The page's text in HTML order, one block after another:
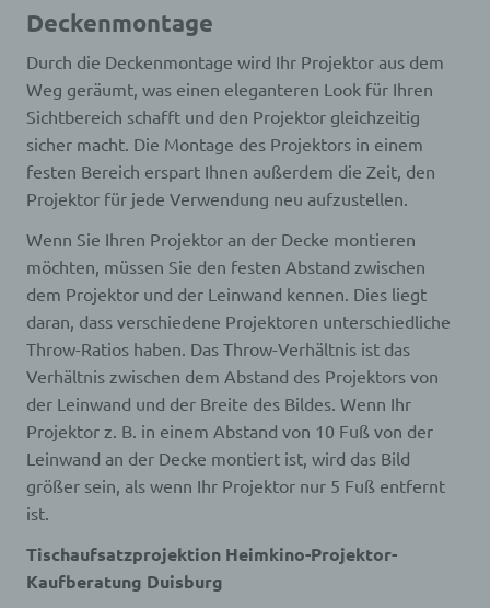
Deckenmontage
Durch die Deckenmontage wird Ihr Projektor aus dem
Weg geräumt, was einen eleganteren Look für Ihren
Sichtbereich schafft und den Projektor gleichzeitig
sicher macht. Die Montage des Projektors in einem
festen Bereich erspart Ihnen außerdem die Zeit, den
Projektor für jede Verwendung neu aufzustellen.
Wenn Sie Ihren Projektor an der Decke montieren
möchten, müssen Sie den festen Abstand zwischen
dem Projektor und der Leinwand kennen. Dies liegt
daran, dass verschiedene Projektoren unterschiedliche
Throw-Ratios haben. Das Throw-Verhältnis ist das
Verhältnis zwischen dem Abstand des Projektors von
der Leinwand und der Breite des Bildes. Wenn Ihr
Projektor z. B. in einem Abstand von 10 Fuß von der
Leinwand an der Decke montiert ist, wird das Bild
größer sein, als wenn Ihr Projektor nur 5 Fuß entfernt
ist.
Tischaufsatzprojektion Heimkino-Projektor-
Kaufberatung Duisburg
einer sonstigen eindeutigen bestätigenden
verstehen gibt, dass sie mit der Verarbeitung der
sie betreffenden personenbezogenen Daten
einverstanden ist.
Name und Anschrift des für die Verarbeitung
Verantwortlichen
Verantwortlicher im Sinne der Datenschutz-
Grundverordnung, sonstiger in den Mitgliedstaaten
der Europäischen Union geltenden
Datenschutzgesetze und anderer Bestimmungen
mit datenschutzrechtlichem Charakter ist die:
Cookies / SessionStorage / LocalStorage
Die Internetseiten verwenden teilweise so
genannte Cookies, LocalStorage und
SessionStorage. Dies dient dazu, unser Angebot
nutzerfreundlicher, effektiver und sicherer zu
machen. Local Storage und SessionStorage ist
auf Ihrem Computer oder mobilen Gerät
über einen Internetbrowser auf einem
Computersystem abgelegt und gespeichert